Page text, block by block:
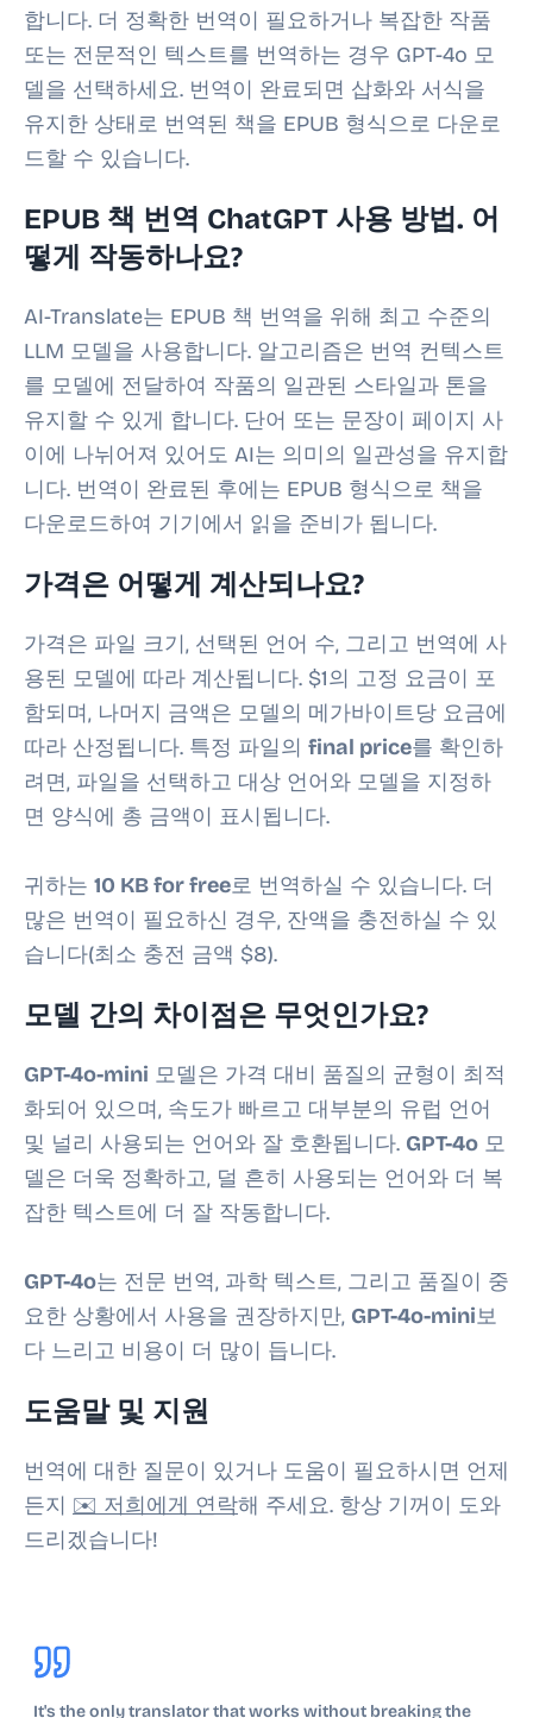
합니다. 더 정확한 번역이 필요하거나 복잡한 작품
또는 전문적인 텍스트를 번역하는 경우 GPT-4o 모
델을 선택하세요. 번역이 완료되면 삽화와 서식을
유지한 상태로 번역된 책을 EPUB 형식으로 다운로
드할 수 있습니다.
EPUB 책 번역 ChatGPT 사용 방법. 어
떻게 작동하나요?
AI-Translate는 EPUB 책 번역을 위해 최고 수준의
LLM 모델을 사용합니다. 알고리즘은 번역 컨텍스트
를 모델에 전달하여 작품의 일관된 스타일과 톤을
유지할 수 있게 합니다. 단어 또는 문장이 페이지 사
이에 나뉘어져 있어도 AI는 의미의 일관성을 유지합
니다. 번역이 완료된 후에는 EPUB 형식으로 책을
다운로드하여 기기에서 읽을 준비가 됩니다.
가격은 어떻게 계산되나요?
가격은 파일 크기, 선택된 언어 수, 그리고 번역에 사
용된 모델에 따라 계산됩니다. $1의 고정 요금이 포
함되며, 나머지 금액은 모델의 메가바이트당 요금에
따라 산정됩니다. 특정 파일의 final price를 확인하
려면, 파일을 선택하고 대상 언어와 모델을 지정하
면 양식에 총 금액이 표시됩니다.
귀하는 10 KBfor free로 번역하실 수 있습니다. 더
많은 번역이 필요하신 경우, 잔액을 충전하실 수 있
습니다(최소 충전 금액 $8).
모델 간의 차이점은 무엇인가요?
GPT-4o-mini 모델은 가격 대비 품질의 균형이 최적
화되어 있으며, 속도가 빠르고 대부분의 유럽 언어
및 널리 사용되는 언어와 잘 호환됩니다. GPT-4o 모
델은 더욱 정확하고, 덜 흔히 사용되는 언어와 더 복
잡한 텍스트에 더 잘 작동합니다.
GPT-4o는 전문 번역, 과학 텍스트, 그리고 품질이 중
요한 상황에서 사용을 권장하지만, GPT-4o-mini보
다 느리고 비용이 더 많이 듭니다.
도움말 및 지원
번역에 대한 질문이 있거나 도움이 필요하시면 언제
든지 ✉️ 저희에게 연락해 주세요. 항상 기꺼이 도와
드리겠습니다!
It's the only translator that works without breaking the